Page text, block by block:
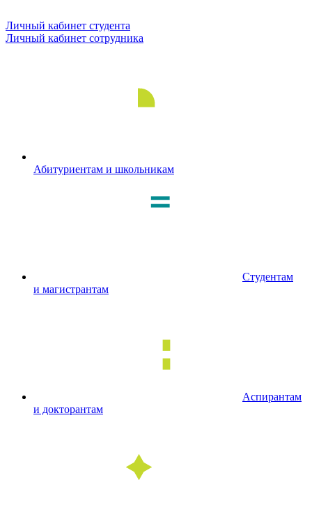
Личный кабинет студента
Личный кабинет сотрудника
Абитуриентам и школьникам
Студентам
и магистрантам
Аспирантам
и докторантам